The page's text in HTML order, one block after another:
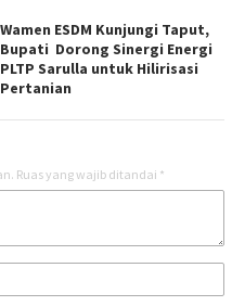
Wamen ESDM Kunjungi Taput,
Bupati Dorong Sinergi Energi
PLTP Sarulla untuk Hilirisasi
Pertanian
Ruas yang wajib ditandai *